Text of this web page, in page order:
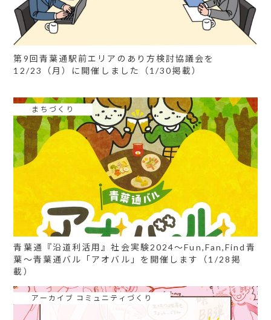
第9回青葉通駅前エリアのあり方検討協議会を
12/23（月）に開催しました（1/30掲載）
まちづくり
青葉通『沿道利活用』社会実験2024～Fun,Fan,Find青
葉～青葉通バル「アオバル」を開催します（1/28掲
載）
アーカイブ コミュニティづくり